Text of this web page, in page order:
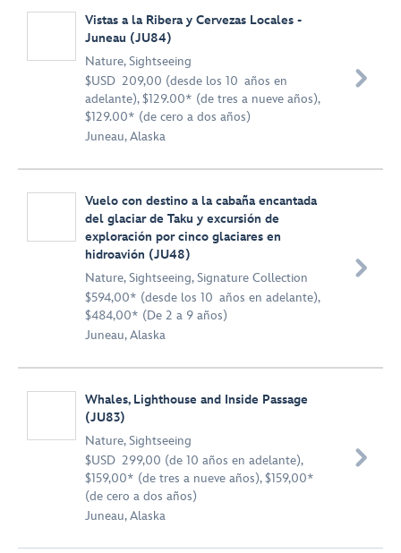
Vistas a la Ribera y Cervezas Locales -
Juneau (JU84)
Nature,Sightseeing
$USD 209,00 (desde los 10 años en
adelante), $129.00* (de tres a nueve años),
$129.00* (de cero a dos años)
Juneau, Alaska

Vuelo con destino a la cabaña encantada
del glaciar de Taku y excursión de
exploración por cinco glaciares en
hidroavión (JU48)
Nature,Sightseeing,Signature Collection
$594,00* (desde los 10 años en adelante),
$484,00* (De 2 a 9 años)
Juneau, Alaska

Whales, Lighthouse and Inside Passage
(JU83)
Nature,Sightseeing
$USD 299,00 (de 10 años en adelante),
$159,00* (de tres a nueve años), $159,00*
(de cero a dos años)
Juneau, Alaska
